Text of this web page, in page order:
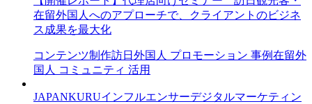
在留外国人へのアプローチで、クライアントのビジネ
ス成果を最大化
コンテンツ制作訪日外国人 プロモーション 事例在留外
国人 コミュニティ 活用
JAPANKURUインフルエンサーデジタルマーケティン